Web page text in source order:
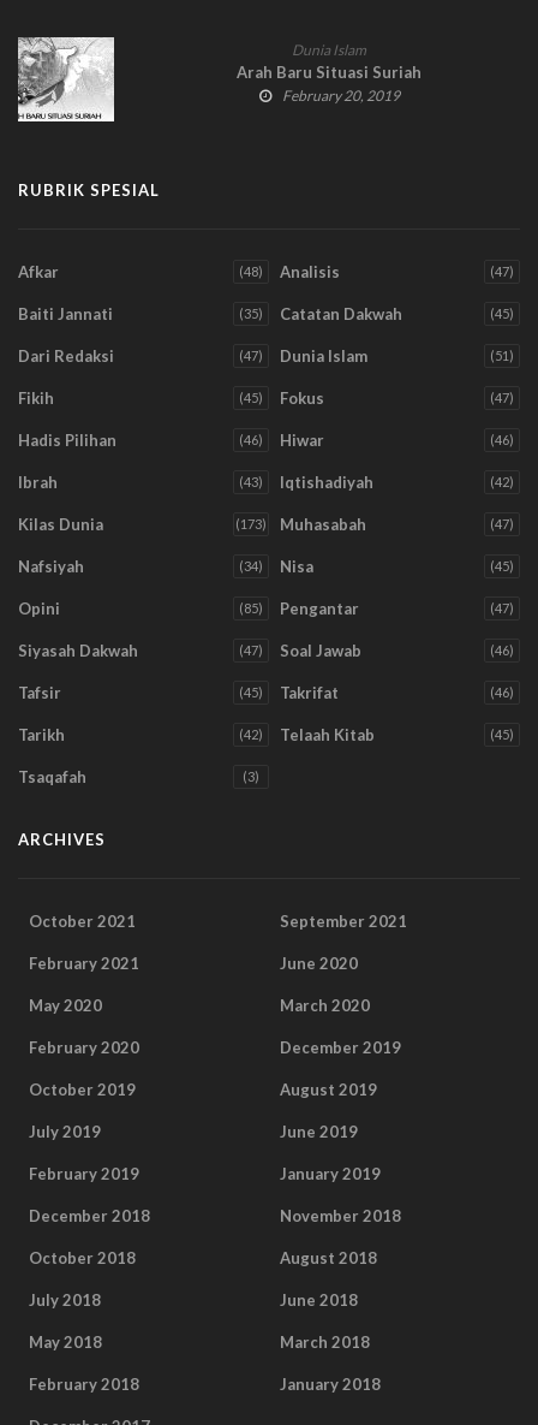
Dunia Islam
Arah Baru Situasi Suriah
February 20, 2019
RUBRIK SPESIAL
Afkar (48) Analisis (47)
Baiti Jannati (35) Catatan Dakwah (45)
Dari Redaksi (47) Dunia Islam (51)
Fikih (45) Fokus (47)
Hadis Pilihan (46) Hiwar (46)
Ibrah (43) Iqtishadiyah (42)
Kilas Dunia (173) Muhasabah (47)
Nafsiyah (34) Nisa (45)
Opini (85) Pengantar (47)
Siyasah Dakwah (47) Soal Jawab (46)
Tafsir (45) Takrifat (46)
Tarikh (42) Telaah Kitab (45)
Tsaqafah (3)
ARCHIVES
October 2021 September 2021
February 2021 June 2020
May 2020 March 2020
February 2020 December 2019
October 2019 August 2019
July 2019 June 2019
February 2019 January 2019
December 2018 November 2018
October 2018 August 2018
July 2018 June 2018
May 2018 March 2018
February 2018 January 2018